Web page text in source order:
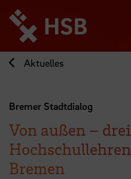
zum
Seiteninhalt
springen
Aktuelles
Bremer Stadtdialog
Von außen –
Bremen